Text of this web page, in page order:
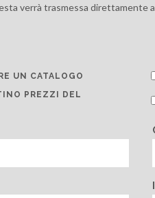
verrà trasmessa direttamente
UN CATALOGO
PREZZI DEL